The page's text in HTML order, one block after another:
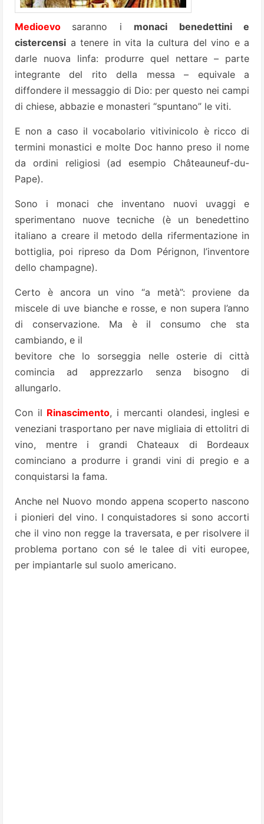
Medioevo saranno i monaci benedettini e
cistercensi a tenere in vita la cultura del vino e a
darle nuova linfa: produrre quel nettare – parte
integrante del rito della messa – equivale a
diffondere il messaggio di Dio: per questo nei campi
di chiese, abbazie e monasteri “spuntano” le viti.
E non a caso il vocabolario vitivinicolo è ricco di
termini monastici e molte Doc hanno preso il nome
da ordini religiosi (ad esempio Châteauneuf-du-
Pape).
Sono i monaci che inventano nuovi uvaggi e
sperimentano nuove tecniche (è un benedettino
italiano a creare il metodo della rifermentazione in
bottiglia, poi ripreso da Dom Pérignon, l’inventore
dello champagne).
Certo è ancora un vino “a metà”: proviene da
miscele di uve bianche e rosse, e non supera l’anno
di conservazione. Ma è il consumo che sta
cambiando, e il
bevitore che lo sorseggia nelle osterie di città
comincia ad apprezzarlo senza bisogno di
allungarlo.
Con il Rinascimento, i mercanti olandesi, inglesi e
veneziani trasportano per nave migliaia di ettolitri di
vino, mentre i grandi Chateaux di Bordeaux
cominciano a produrre i grandi vini di pregio e a
conquistarsi la fama.
Anche nel Nuovo mondo appena scoperto nascono
i pionieri del vino. I conquistadores si sono accorti
che il vino non regge la traversata, e per risolvere il
problema portano con sé le talee di viti europee,
per impiantarle sul suolo americano.